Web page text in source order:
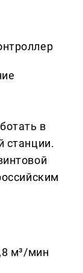
в
станции.
м³/мин